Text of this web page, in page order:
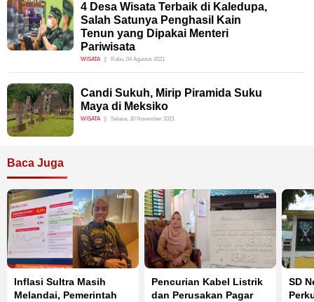
4 Desa Wisata Terbaik di Kaledupa,
Salah Satunya Penghasil Kain
Tenun yang Dipakai Menteri
Pariwisata
WISATA Rabu, 04 Agustus 2021
Candi Sukuh, Mirip Piramida Suku
Maya di Meksiko
WISATA Selasa, 30 November 2021
Baca Juga
Inflasi Sultra Masih
Melandai, Pemerintah
Pencurian Kabel Listrik
dan Perusakan Pagar
SD